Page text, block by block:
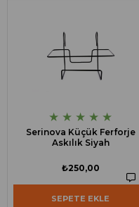
★ ★ ★ ★ ★
Serinova Küçük Ferforje
Askılık Siyah
₺250,00
SEPETE EKLE